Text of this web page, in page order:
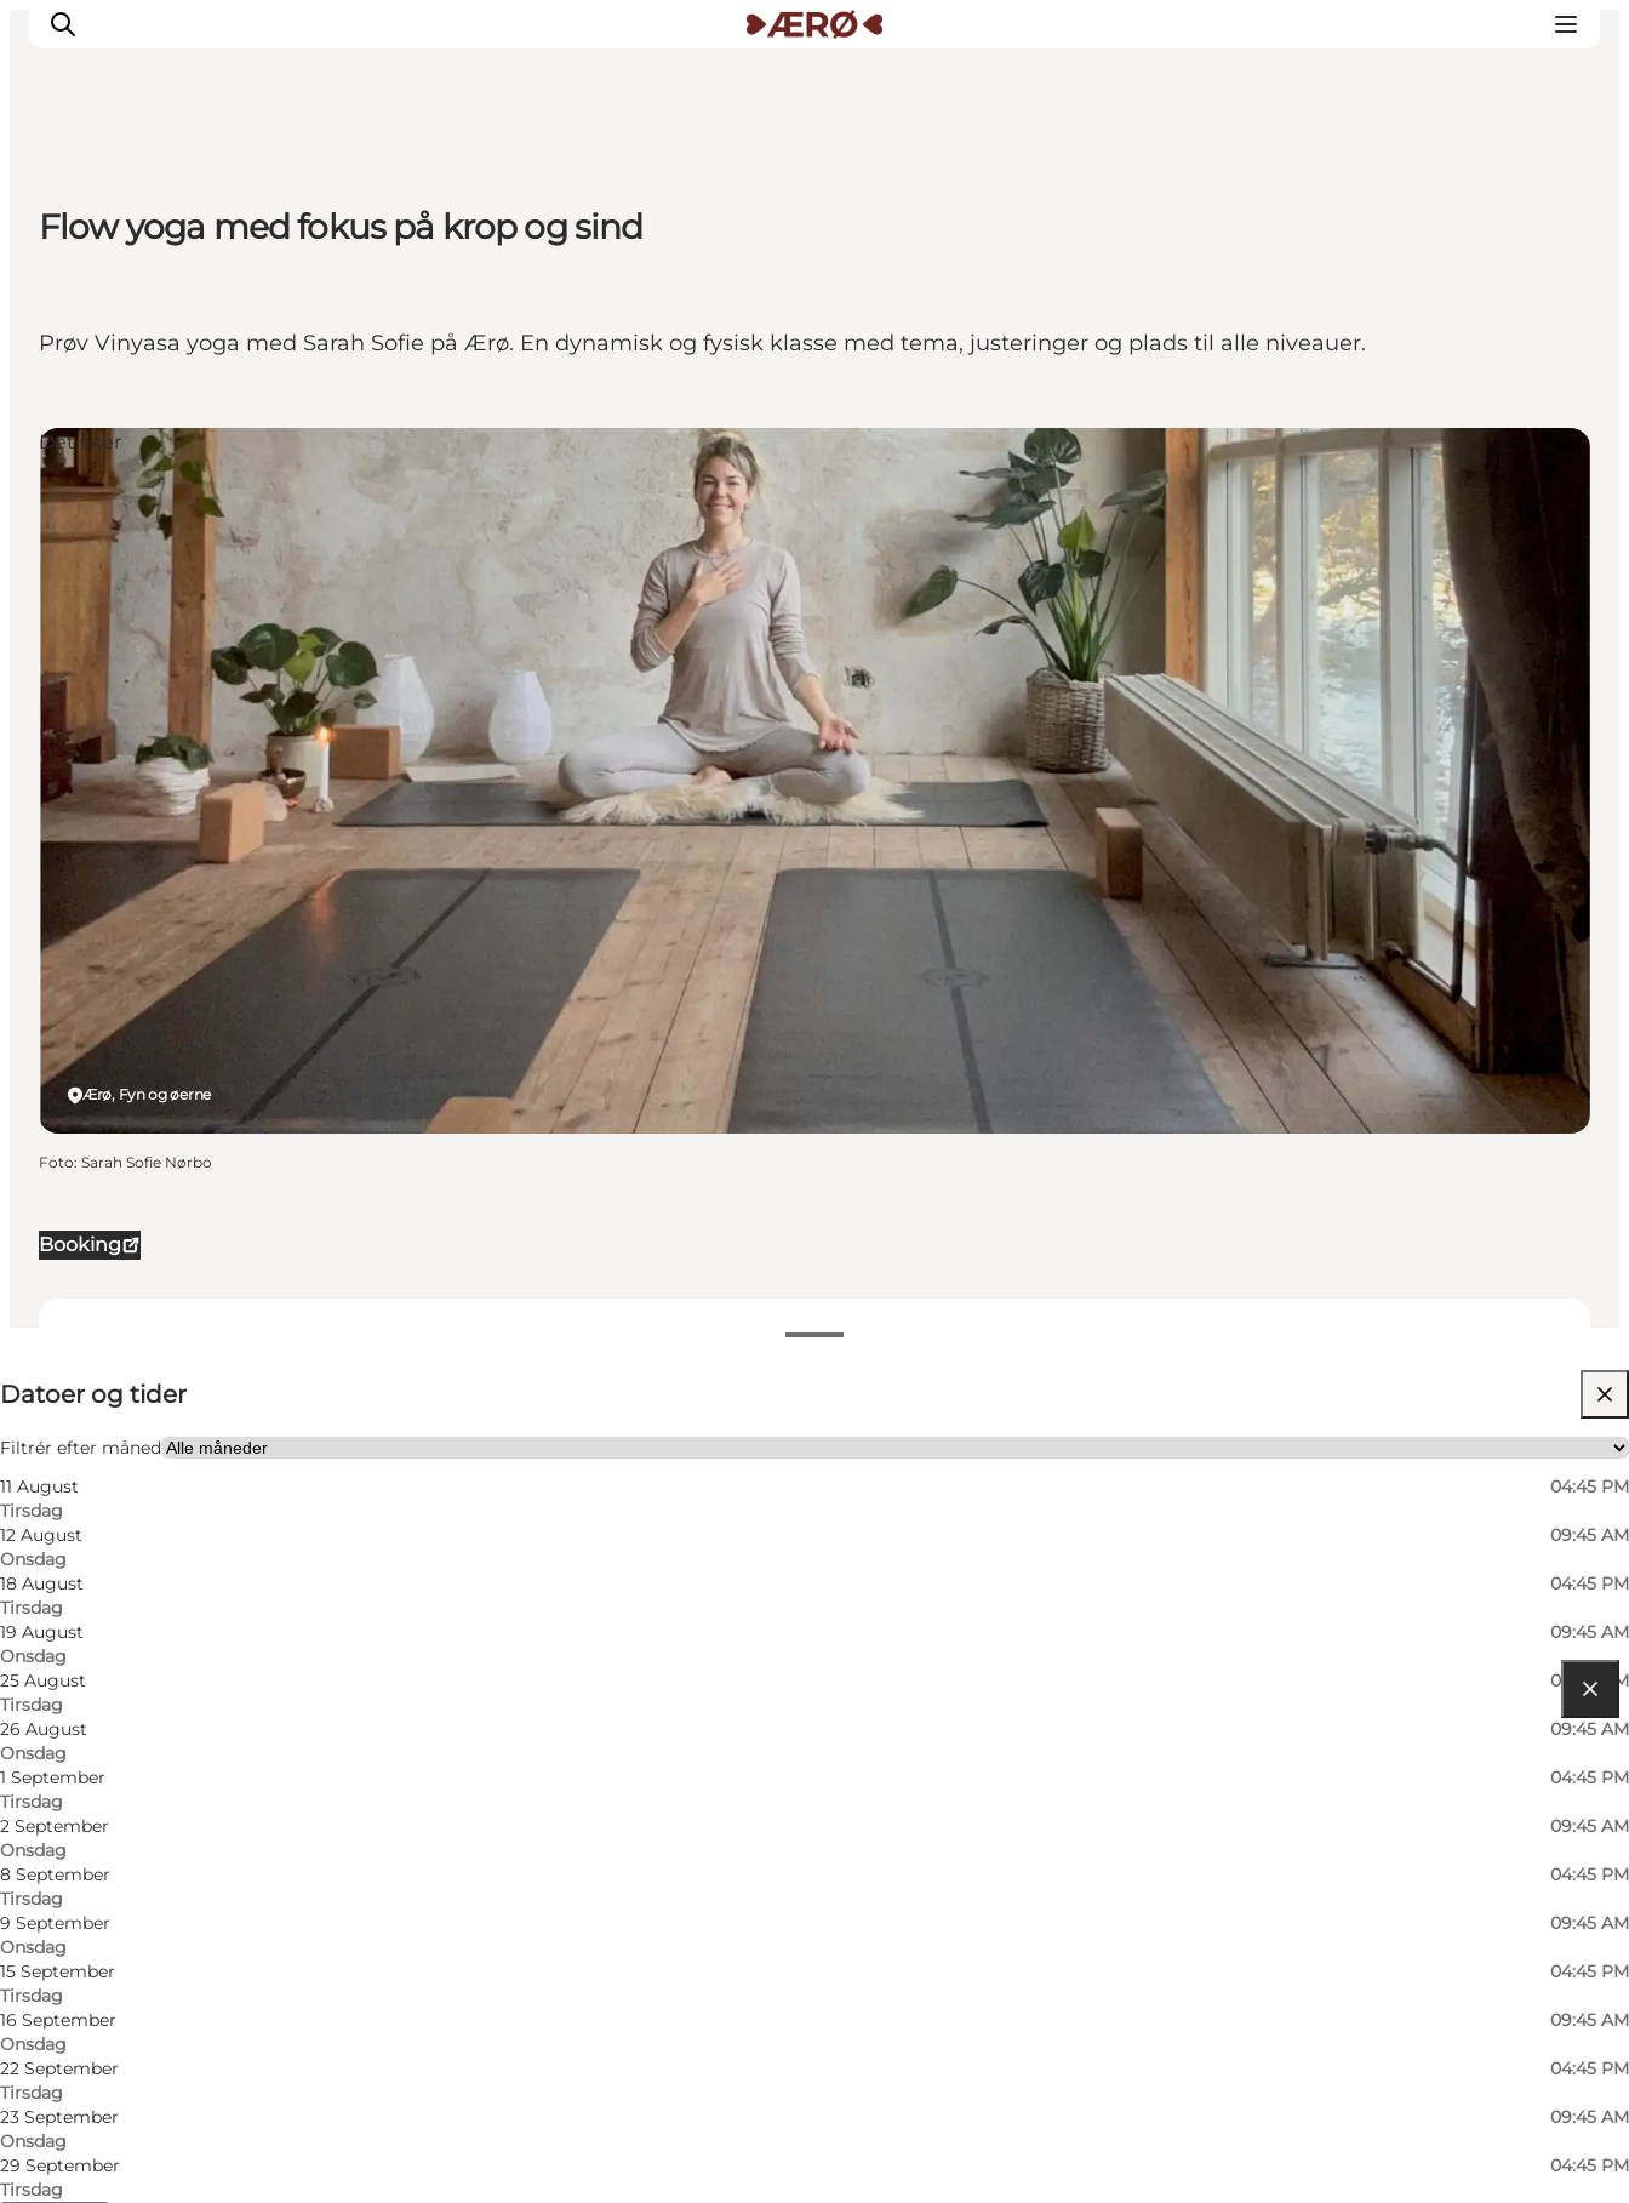
Overnatning
Spisesteder
Planlæg ferien
Flow yoga med fokus på krop og sind
Prøv Vinyasa yoga med Sarah Sofie på Ærø. En dynamisk og fysisk klasse med tema, justeringer og plads til alle niveauer.
Booking
Datoer og tider
Filtrér efter måned
11 August
Tirsdag
04:45 PM
12 August
Onsdag
09:45 AM
18 August
Tirsdag
04:45 PM
19 August
Onsdag
09:45 AM
25 August
Tirsdag
04:45 PM
26 August
Onsdag
09:45 AM
1 September
Tirsdag
04:45 PM
2 September
Onsdag
09:45 AM
8 September
Tirsdag
04:45 PM
9 September
Onsdag
09:45 AM
15 September
Tirsdag
04:45 PM
16 September
Onsdag
09:45 AM
22 September
Tirsdag
04:45 PM
23 September
Onsdag
09:45 AM
29 September
Tirsdag
04:45 PM
Besøg hjemmeside
Mig selv, Venner
Ærø, Fyn og øerne
Det sker
Foto: Sarah Sofie Nørbo
Find vej
Tranderupgade 53
5970 Ærøskøbing